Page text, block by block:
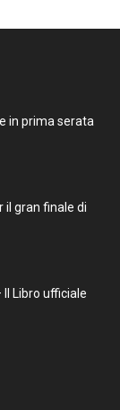
in prima serata
il gran finale di
Il Libro ufficiale